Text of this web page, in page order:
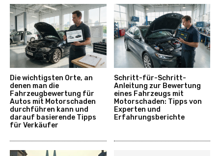
Die wichtigsten Orte, an
denen man die
Fahrzeugbewertung für
Autos mit Motorschaden
durchführen kann und
darauf basierende Tipps
für Verkäufer
Schritt-für-Schritt-
Anleitung zur Bewertung
eines Fahrzeugs mit
Motorschaden: Tipps von
Experten und
Erfahrungsberichte